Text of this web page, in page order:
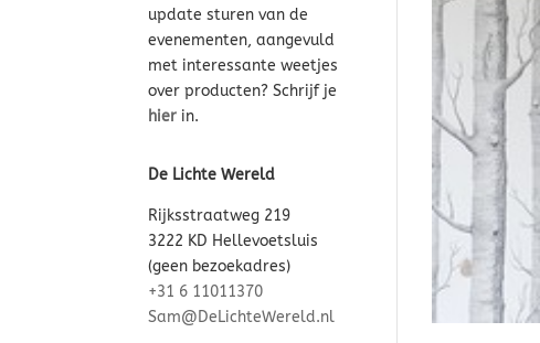
update sturen van de
evenementen, aangevuld
met interessante weetjes
over producten? Schrijf je
hier in.
De Lichte Wereld
Rijksstraatweg 219
3222 KD Hellevoetsluis
(geen bezoekadres)
+31 6 11011370
Sam@DeLichteWereld.nl